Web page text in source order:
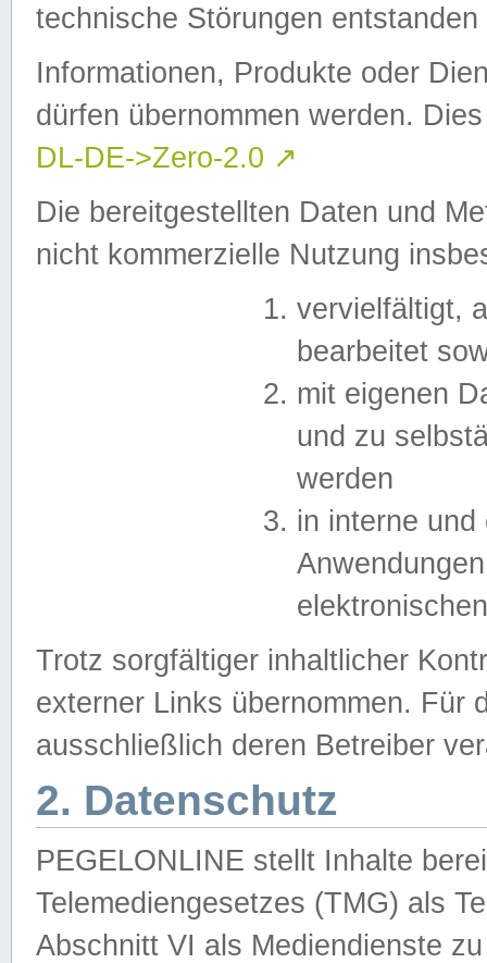
technische Störungen
Informationen, Produkte oder
dürfen übernommen werden.
DL-DE->Zero-2.0 ↗
Die bereitgestellten Daten und
nicht kommerzielle Nutzung
vervielfältigt,
bearbeitet
mit eigenen
und zu
werden
in interne
Trotz sorgfältiger inhaltlicher
externer Links übernommen. Für
ausschließlich deren Betreiber
2. Datenschutz
PEGELONLINE stellt Inhalte
Telemediengesetzes (TMG) als
Abschnitt VI als Mediendienste